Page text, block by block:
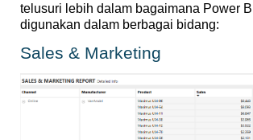
telusuri lebih dalam bagaimana Power BI
digunakan dalam berbagai bidang:
Sales & Marketing